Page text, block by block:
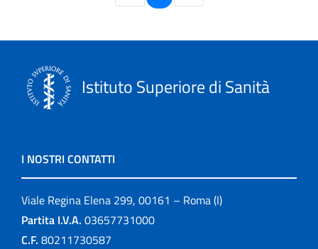
Istituto Superiore di Sanità
I NOSTRI CONTATTI
Viale Regina Elena 299, 00161 – Roma (I)
Partita I.V.A. 03657731000
C.F. 80211730587